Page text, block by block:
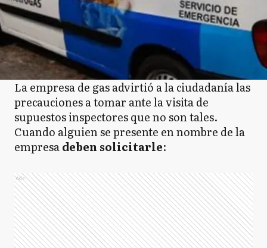
La empresa de gas advirtió a la ciudadanía las
precauciones a tomar ante la visita de
supuestos inspectores que no son tales.
Cuando alguien se presente en nombre de la
empresadeben solicitarle:
Ads